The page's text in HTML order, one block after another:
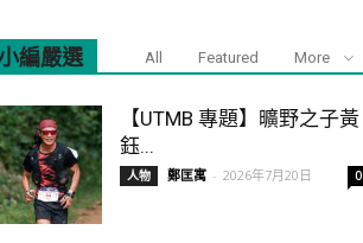
編嚴選 All Featured More
【UTMB 專題】曠野之子黃
鈺...
人物 鄭匡寓 - 2026年7月20日 0